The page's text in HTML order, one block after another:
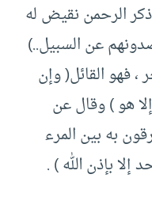
الرحمن نقيض له
عن السبيل..)
، فهو القائل( وإن
هو ) وقال عن
به بين المرء
بإذن الله ) .